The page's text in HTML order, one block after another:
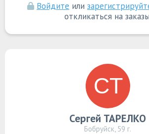
Войдите или
откликаться на заказы
Сергей ТАРЕЛКО
Бобруйск, 59 г.